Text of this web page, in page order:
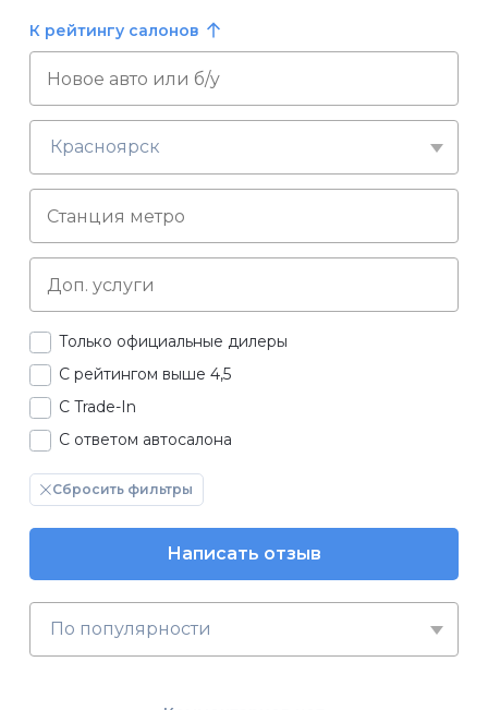
К рейтингу салонов
Красноярск
Только официальные дилеры
С рейтингом выше 4,5
С Trade-In
С ответом автосалона
Сбросить фильтры
Написать отзыв
По популярности